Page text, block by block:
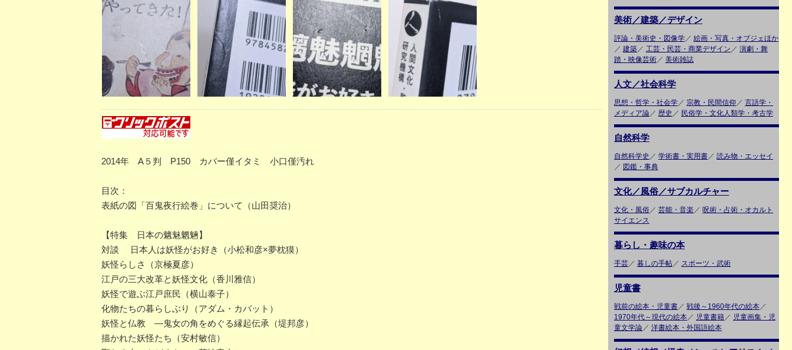
2014年 A５判 P150 カバー僅イタミ 小口僅汚れ
目次：
表紙の図「百鬼夜行絵巻」について（山田奨治）
【特集 日本の魑魅魍魎】
対談 日本人は妖怪がお好き（小松和彦×夢枕獏）
妖怪らしさ（京極夏彦）
江戸の三大改革と妖怪文化（香川雅信）
妖怪で遊ぶ江戸庶民（横山泰子）
化物たちの暮らしぶり（アダム・カバット）
妖怪と仏教 ―鬼女の角をめぐる縁起伝承（堤邦彦）
描かれた妖怪たち（安村敏信）
美術／建築／デザイン
評論・美術史・図像学／ 絵画・写真・オブジェほか
／ 建築／ 工芸・民芸・商業デザイン ／ 演劇・舞
踏・映像芸術／ 美術雑誌
人文／社会科学
思想・哲学・社会学／ 宗教・民間信仰 ／ 言語学・
メディア論／ 歴史 ／ 民俗学・文化人類学・考古学
自然科学
自然科学史 ／ 学術書・実用書／ 読み物・エッセイ
／ 図鑑・事典
文化／風俗／サブカルチャー
文化・風俗／ 芸能・音楽 ／ 呪術・占術・オカルト
サイエンス
暮らし・趣味の本
手芸／ 暮しの手帖／ スポーツ・武術
児童書
戦前の絵本・児童書／ 戦後～1960年代の絵本／
1970年代～現代の絵本／ 児童書籍／ 児童画集・児
童文学論／ 洋書絵本・外国語絵本